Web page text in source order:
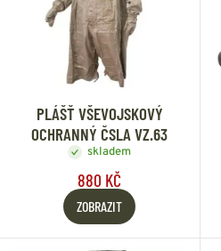
PLÁŠŤ VŠEVOJSKOVÝ
OCHRANNÝ ČSLA VZ.63
skladem
880 KČ
ZOBRAZIT